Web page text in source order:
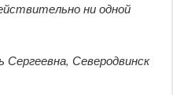
ни одной
Сергеевна, Северодвинск